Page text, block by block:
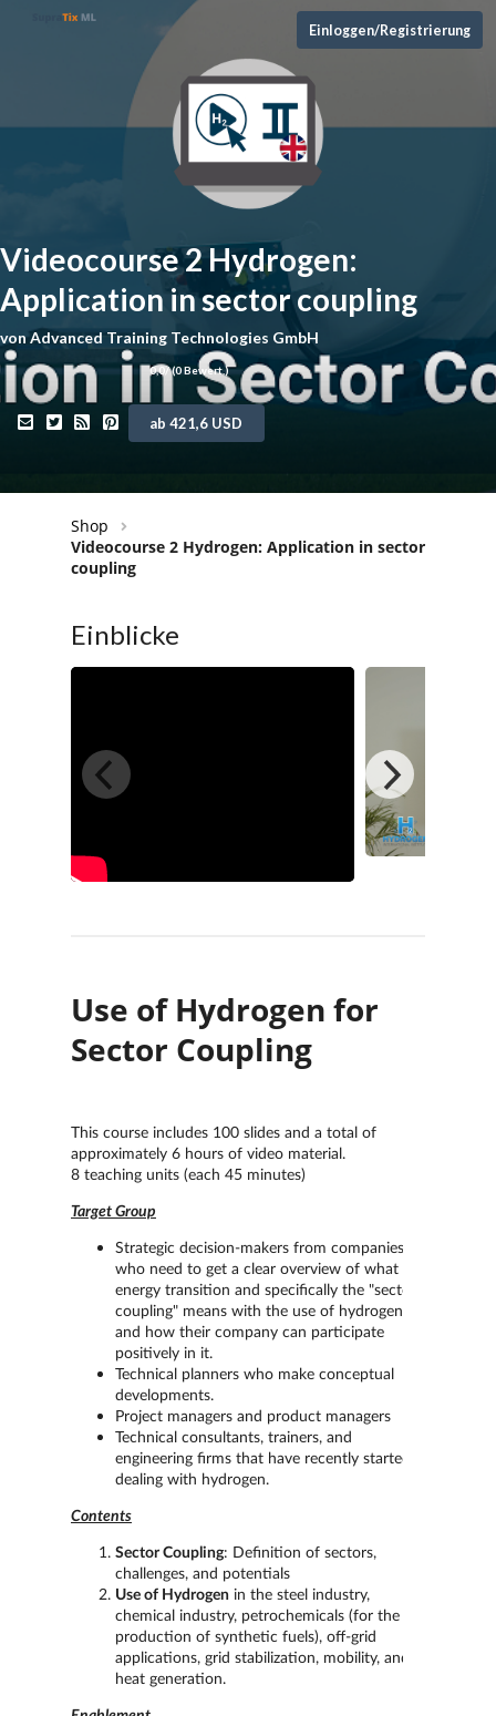
Einloggen/Registrierung
Videocourse 2 Hydrogen:
Application in sector coupling
vonAdvanced Training Technologies GmbH
0,0/ (0Bewert.)
ab 421,6 USD
Shop
Videocourse 2 Hydrogen: Application in sector
coupling
Einblicke